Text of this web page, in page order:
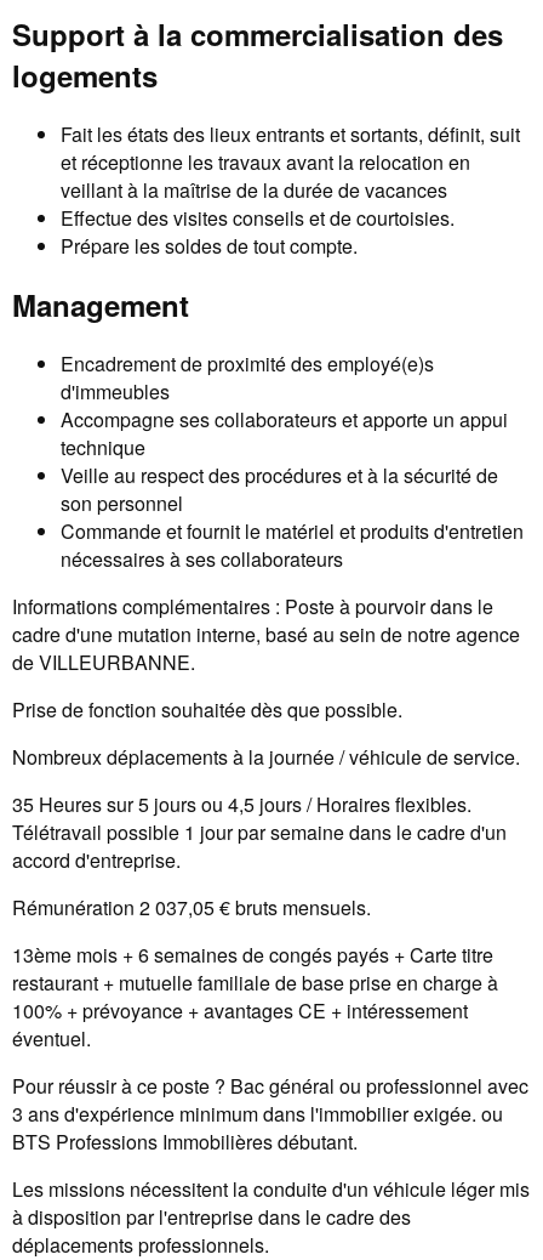
Support à la commercialisation des
logements
Fait les états des lieux entrants et sortants, définit, suit
et réceptionne les travaux avant la relocation en
veillant à la maîtrise de la durée de vacances
Effectue des visites conseils et de courtoisies.
Prépare les soldes de tout compte.
Management
Encadrement de proximité des employé(e)s
d'immeubles
Accompagne ses collaborateurs et apporte un appui
technique
Veille au respect des procédures et à la sécurité de
son personnel
Commande et fournit le matériel et produits d'entretien
nécessaires à ses collaborateurs
Informations complémentaires : Poste à pourvoir dans le
cadre d'une mutation interne, basé au sein de notre agence
de VILLEURBANNE.
Prise de fonction souhaitée dès que possible.
Nombreux déplacements à la journée / véhicule de service.
35 Heures sur 5 jours ou 4,5 jours / Horaires flexibles.
Télétravail possible 1 jour par semaine dans le cadre d'un
accord d'entreprise.
Rémunération 2 037,05 € bruts mensuels.
13ème mois + 6 semaines de congés payés + Carte titre
restaurant + mutuelle familiale de base prise en charge à
100% + prévoyance + avantages CE + intéressement
éventuel.
Pour réussir à ce poste ? Bac général ou professionnel avec
3 ans d'expérience minimum dans l'immobilier exigée. ou
BTS Professions Immobilières débutant.
Les missions nécessitent la conduite d'un véhicule léger mis
à disposition par l'entreprise dans le cadre des
déplacements professionnels.